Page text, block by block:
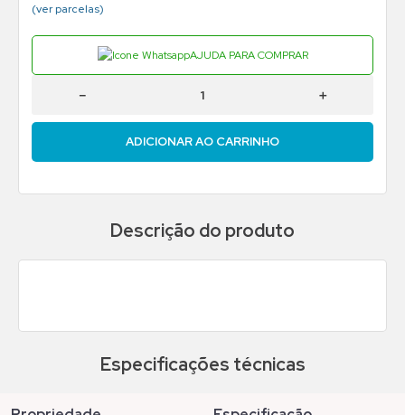
(ver parcelas)
AJUDA PARA COMPRAR
＋
－
ADICIONAR AO CARRINHO
Descrição do produto
Especificações técnicas